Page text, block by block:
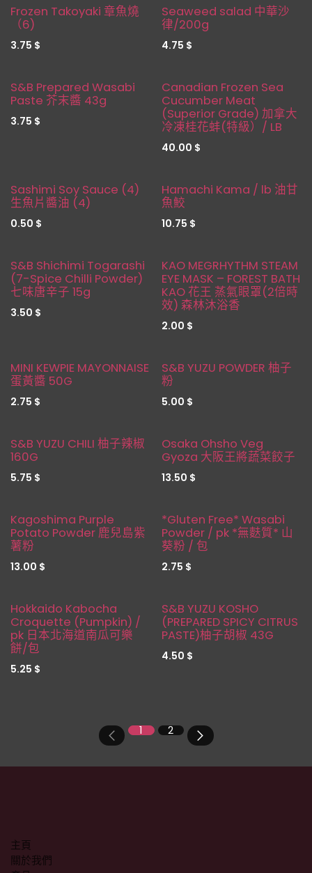
新品！
Frozen Takoyaki 章魚燒
（6)
3.75 $
新品！
Seaweed salad 中華沙
律/200g
4.75 $
Restocked
S&B Prepared Wasabi
Paste 芥末醬 43g
3.75 $ Restocked
Canadian Frozen Sea
Cucumber Meat
(Superior Grade) 加拿大
冷凍桂花蚌(特級）/ LB
40.00 $
新品！
Sashimi Soy Sauce (4)
生魚片醬油 (4)
0.50 $
Hamachi Kama / lb 油甘
魚鮫
10.75 $
S&B Shichimi Togarashi
(7-Spice Chilli Powder)
七味唐辛子 15g
3.50 $
KAO MEGRHYTHM STEAM
EYE MASK – FOREST BATH
KAO 花王 蒸氣眼罩(2倍時
效) 森林沐浴香
2.00 $
MINI KEWPIE MAYONNAISE
蛋黃醬 50G
2.75 $
S&B YUZU POWDER 柚子
粉
5.00 $
S&B YUZU CHILI 柚子辣椒
160G
5.75 $
Osaka Ohsho Veg
Gyoza 大阪王將蔬菜餃子
13.50 $
Kagoshima Purple
Potato Powder 鹿兒島紫
薯粉
13.00 $
*Gluten Free* Wasabi
Powder / pk *無麩質* 山
葵粉 / 包
2.75 $
新品！
Hokkaido Kabocha
Croquette (Pumpkin) /
pk 日本北海道南瓜可樂
餅/包
5.25 $
S&B YUZU KOSHO
(PREPARED SPICY CITRUS
PASTE)柚子胡椒 43G
4.50 $
1 2
主頁
關於我們